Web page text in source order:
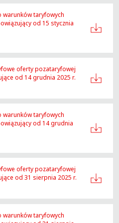
warunków taryfowych
od 15 stycznia
oferty pozataryfowej
od 14 grudnia 2025 r.
warunków taryfowych
od 14 grudnia
oferty pozataryfowej
od 31 sierpnia 2025 r.
warunków taryfowych